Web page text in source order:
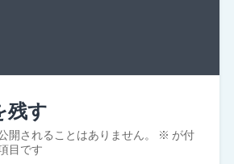
残す
開されることはありません。 ※ が付
目です